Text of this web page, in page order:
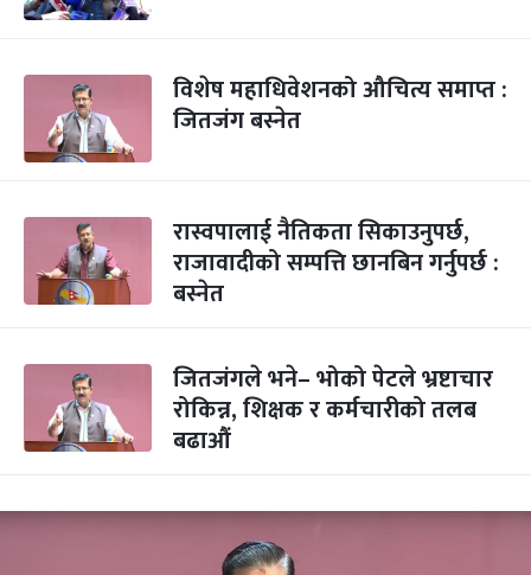
विशेष महाधिवेशनको औचित्य समाप्त :
जितजंग बस्नेत
रास्वपालाई नैतिकता सिकाउनुपर्छ,
राजावादीको सम्पत्ति छानबिन गर्नुपर्छ :
बस्नेत
जितजंगले भने– भोको पेटले भ्रष्टाचार
रोकिन्न, शिक्षक र कर्मचारीको तलब
बढाऔं